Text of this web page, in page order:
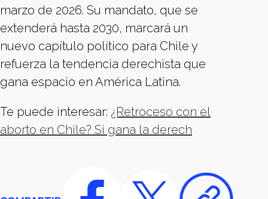
marzo de 2026. Su mandato, que se
extenderá hasta 2030, marcará un
nuevo capítulo político para Chile y
refuerza la tendencia derechista que
gana espacio en América Latina.
Te puede interesar: ¿Retroceso con el
aborto en Chile? Si gana la derech